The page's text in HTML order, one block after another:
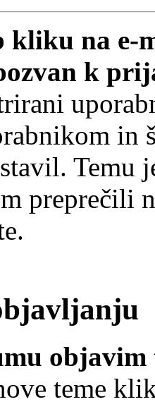
kliku na e-
k
in
Temu
preprečili
objavim
teme